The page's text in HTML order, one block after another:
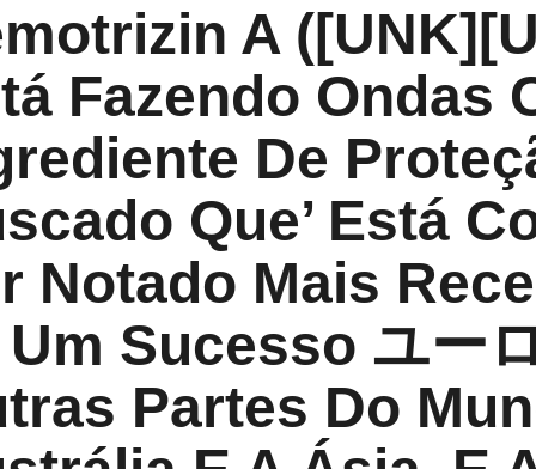
A
Fazendo Ondas
De
Que’ Está
Notado Mais
Sucesso ユー
Partes Do